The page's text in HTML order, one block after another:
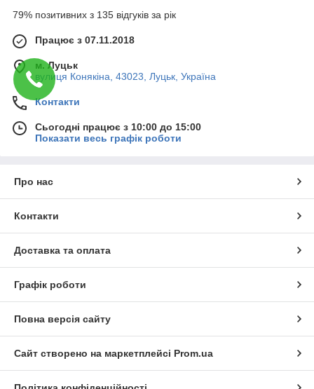
79% позитивних з 135 відгуків за рік
Працює з 07.11.2018
м. Луцьк
вулиця Конякіна, 43023, Луцьк, Україна
Контакти
Сьогодні працює з 10:00 до 15:00
Показати весь графік роботи
Про нас
Контакти
Доставка та оплата
Графік роботи
Повна версія сайту
Сайт створено на маркетплейсі Prom.ua